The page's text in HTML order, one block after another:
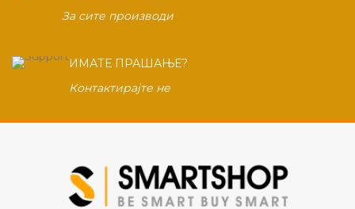
За сите производи
ИМАТЕ ПРАШАЊЕ?
Контактирајте не